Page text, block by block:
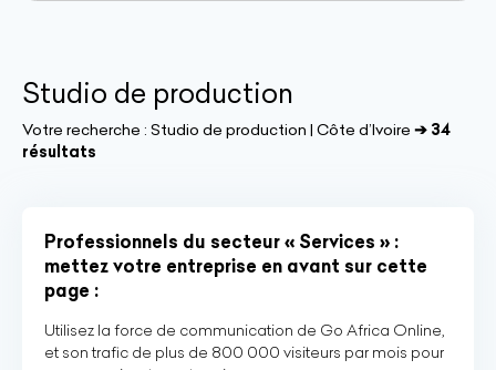
Studio de production
Votre recherche : Studio de production | Côte d’Ivoire ➔ 34
résultats
Professionnels du secteur « Services » :
mettez votre entreprise en avant sur cette
page :
Utilisez la force de communication de Go Africa Online,
et son trafic de plus de 800 000 visiteurs par mois pour